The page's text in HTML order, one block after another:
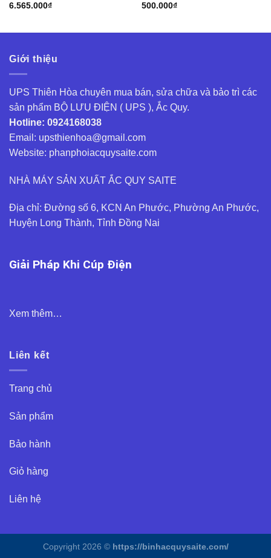
6.565.000₫
500.000₫
Giới thiệu
UPS Thiên Hòa chuyên mua bán, sửa chữa và bảo trì các
sản phẩm BỘ LƯU ĐIỆN ( UPS ), Ắc Quy.
Hotline: 0924168038
Email: upsthienhoa@gmail.com
Website: phanphoiacquysaite.com
NHÀ MÁY SẢN XUẤT ẮC QUY SAITE
Địa chỉ: Đường số 6, KCN An Phước, Phường An Phước,
Huyện Long Thành, Tỉnh Đồng Nai
Giải Pháp Khi Cúp Điện
Xem thêm…
Liên kết
Trang chủ
Sản phẩm
Bảo hành
Giỏ hàng
Liên hệ
Copyright 2026 © https://binhacquysaite.com/